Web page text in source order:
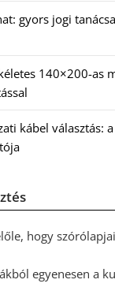
gyors jogi
140×200-as
kábel választás:
hogy
egyenesen a